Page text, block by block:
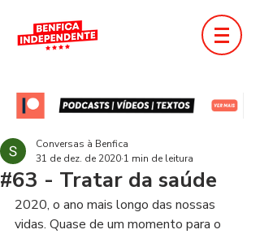
#63 - Tratar da saúde
Conversas à Benfica
31 de dez. de 2020 1 min de leitura
2020, o ano mais longo das nossas
vidas. Quase de um momento para o